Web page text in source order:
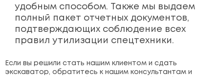
удобным способом. Также мы выдаем
полный пакет отчетных документов,
подтверждающих соблюдение всех
правил утилизации спецтехники.
Если вы решили стать нашим клиентом и сдать
экскаватор, обратитесь к нашим консультантам и